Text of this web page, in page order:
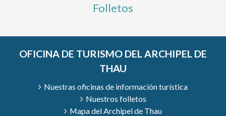
Folletos
OFICINA DE TURISMO DEL ARCHIPEL DE
THAU
Nuestras oficinas de información turística
Nuestros folletos
Mapa del Archipel de Thau